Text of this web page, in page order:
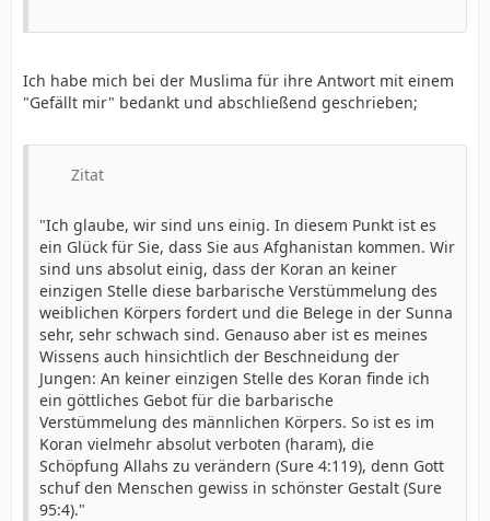
Ich habe mich bei der Muslima für ihre Antwort mit einem
"Gefällt mir" bedankt und abschließend geschrieben;
Zitat
"Ich glaube, wir sind uns einig. In diesem Punkt ist es
ein Glück für Sie, dass Sie aus Afghanistan kommen. Wir
sind uns absolut einig, dass der Koran an keiner
einzigen Stelle diese barbarische Verstümmelung des
weiblichen Körpers fordert und die Belege in der Sunna
sehr, sehr schwach sind. Genauso aber ist es meines
Wissens auch hinsichtlich der Beschneidung der
Jungen: An keiner einzigen Stelle des Koran finde ich
ein göttliches Gebot für die barbarische
Verstümmelung des männlichen Körpers. So ist es im
Koran vielmehr absolut verboten (haram), die
Schöpfung Allahs zu verändern (Sure 4:119), denn Gott
schuf den Menschen gewiss in schönster Gestalt (Sure
95:4)."